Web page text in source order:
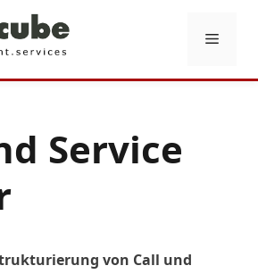
Menü
Service
von Call und